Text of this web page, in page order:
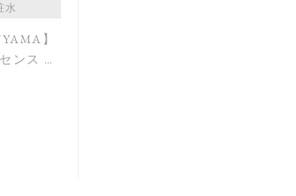
水
】
ンス ウ
＜限